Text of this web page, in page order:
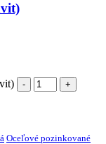
Oceľové pozinkované